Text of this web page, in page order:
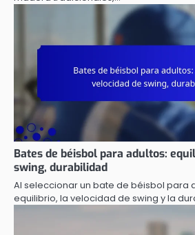
Bates de béisbol para adultos:
swing, durabilidad
Al seleccionar un bate de béisbol para
equilibrio, la velocidad de swing y la